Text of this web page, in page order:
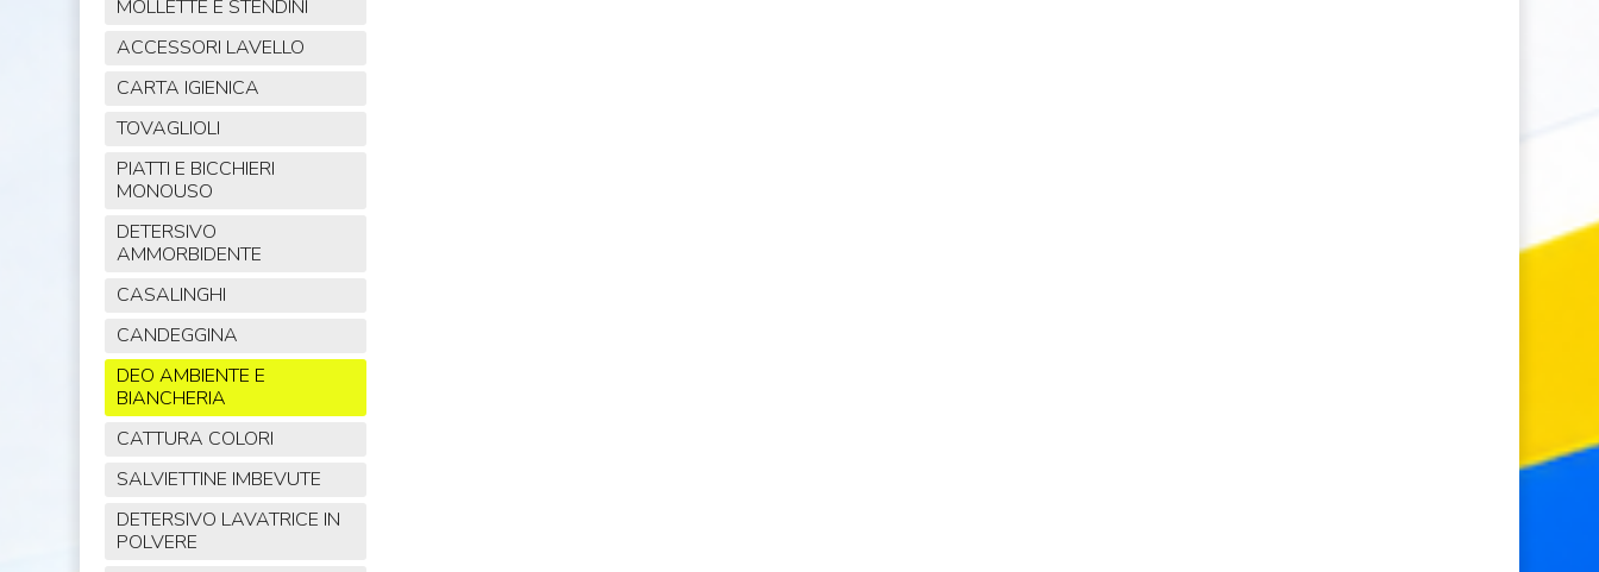
MOLLETTE E STENDINI
ACCESSORI LAVELLO
CARTA IGIENICA
TOVAGLIOLI
PIATTI E BICCHIERI
MONOUSO
DETERSIVO
AMMORBIDENTE
CASALINGHI
CANDEGGINA
DEO AMBIENTE E
BIANCHERIA
CATTURA COLORI
SALVIETTINE IMBEVUTE
DETERSIVO LAVATRICE IN
POLVERE